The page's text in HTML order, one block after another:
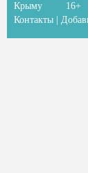
Крыму
16+
Контакты